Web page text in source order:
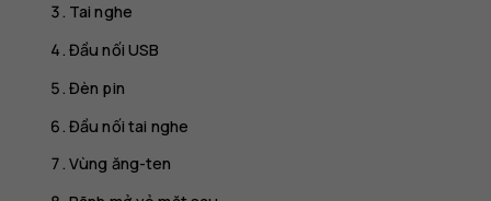
Tai nghe
Đầu nối USB
Đèn pin
Đầu nối tai nghe
Vùng ăng-ten